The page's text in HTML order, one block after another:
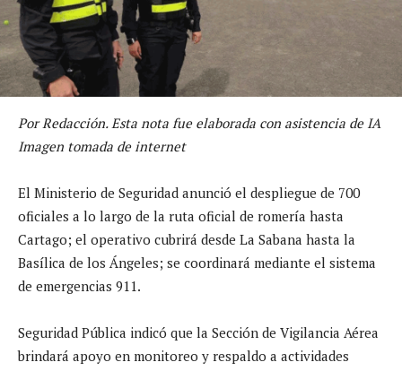
Por Redacción. Esta nota fue elaborada con asistencia de IA
Imagen tomada de internet
El Ministerio de Seguridad anunció el despliegue de 700
oficiales a lo largo de la ruta oficial de romería hasta
Cartago; el operativo cubrirá desde La Sabana hasta la
Basílica de los Ángeles; se coordinará mediante el sistema
de emergencias 911.
Seguridad Pública indicó que la Sección de Vigilancia Aérea
brindará apoyo en monitoreo y respaldo a actividades